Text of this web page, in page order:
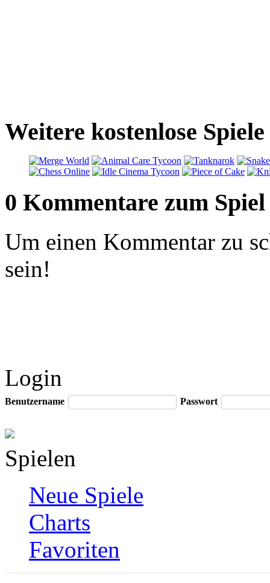
Weitere kostenlose
0 Kommentare zum Spiel
Um einen Kommentar zu
sein!
Login
Benutzername Passwort
Spielen
Neue Spiele
Charts
Favoriten